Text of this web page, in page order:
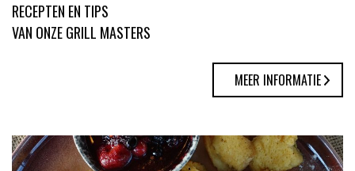
RECEPTEN EN TIPS
VAN ONZE GRILL MASTERS
MEER INFORMATIE